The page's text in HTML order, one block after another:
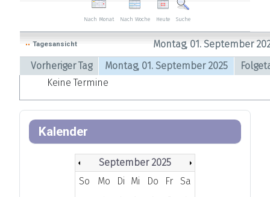
Nach Monat Nach Woche Heute Suche
Tagesansicht
Montag, 01. September
Vorheriger Tag
Montag, 01. September 2025
Keine Termine
Kalender
September 2025
So
Mo Di Mi Do Fr Sa